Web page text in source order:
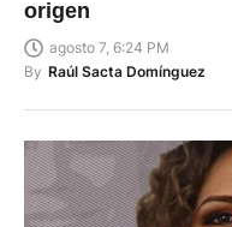
agosto 7, 6:24 PM
By Raúl Sacta Domínguez